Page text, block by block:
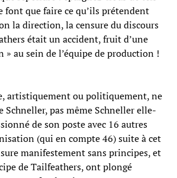
font que faire ce qu’ils prétendent
la direction, la censure du discours
était un accident, fruit d’une
» au sein de l’équipe de production !
artistiquement ou politiquement, ne
Schneller, pas même Schneller elle-
de son poste avec 16 autres
(qui en compte 46) suite à cet
manifestement sans principes, et
de Tailfeathers, ont plongé